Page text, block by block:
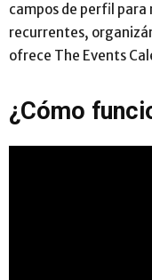
campos de perfil
recurrentes,
ofrece The Events
¿Cómo